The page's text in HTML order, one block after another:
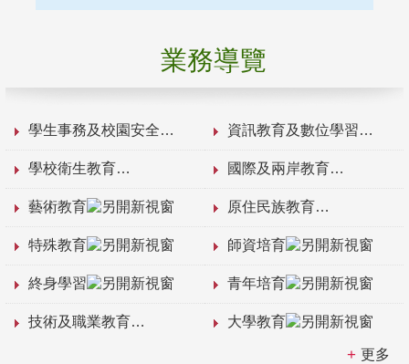
業務導覽
學生事務及校園安全 資訊教育及數位學習
學校衛生教育 國際及兩岸教育
藝術教育 原住民族教育
特殊教育 師資培育
終身學習 青年培育
技術及職業教育 大學教育
更多